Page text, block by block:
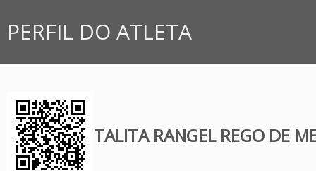
PERFIL DO ATLETA
TALITA RANGEL REGO DE